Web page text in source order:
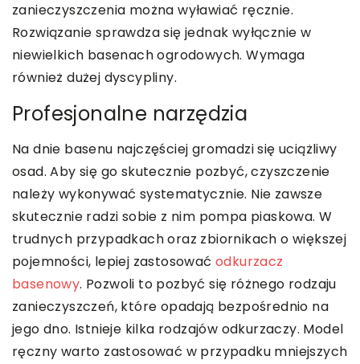
zanieczyszczenia można wyławiać ręcznie.
Rozwiązanie sprawdza się jednak wyłącznie w
niewielkich basenach ogrodowych. Wymaga
również dużej dyscypliny.
Profesjonalne narzędzia
Na dnie basenu najczęściej gromadzi się uciążliwy
osad. Aby się go skutecznie pozbyć, czyszczenie
należy wykonywać systematycznie. Nie zawsze
skutecznie radzi sobie z nim pompa piaskowa. W
trudnych przypadkach oraz zbiornikach o większej
pojemności, lepiej zastosować odkurzacz
basenowy. Pozwoli to pozbyć się różnego rodzaju
zanieczyszczeń, które opadają bezpośrednio na
jego dno. Istnieje kilka rodzajów odkurzaczy. Model
ręczny warto zastosować w przypadku mniejszych